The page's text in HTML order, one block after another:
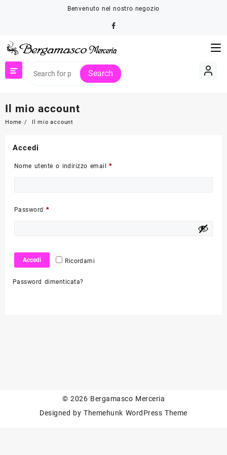
Benvenuto nel nostro negozio
Search
Il mio account
Home Il mio account
Accedi
Nome utente o indirizzo email*Richiesto
Password *Richiesto
Ricordami
Accedi
Password dimenticata?
© 2026 Bergamasco Merceria
Designed by Themehunk WordPress Theme